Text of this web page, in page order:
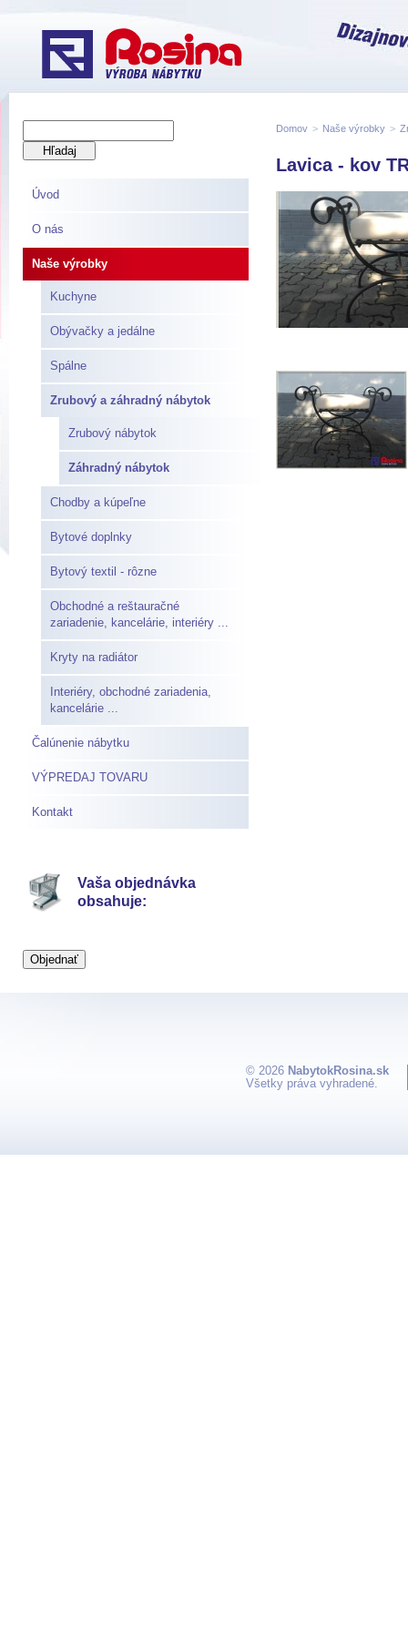
Úvod
O nás
Naše výrobky
Kuchyne
Obývačky a jedálne
Spálne
Zrubový a záhradný nábytok
Zrubový nábytok
Záhradný nábytok
Chodby a kúpeľne
Bytové doplnky
Bytový textil - rôzne
Obchodné a reštauračné
zariadenie, kancelárie, interiéry ...
Kryty na radiátor
Interiéry, obchodné zariadenia,
kancelárie ...
Čalúnenie nábytku
VÝPREDAJ TOVARU
Kontakt
Vaša objednávka
obsahuje:
Domov > Naše výrobky >
Lavica - kov
© 2026 NabytokRosina.sk
Všetky práva vyhradené.